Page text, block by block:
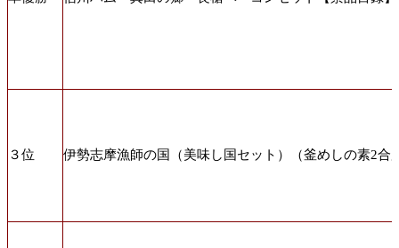
３位 伊勢志摩漁師の国（美味し国セット）（釜めしの素2合